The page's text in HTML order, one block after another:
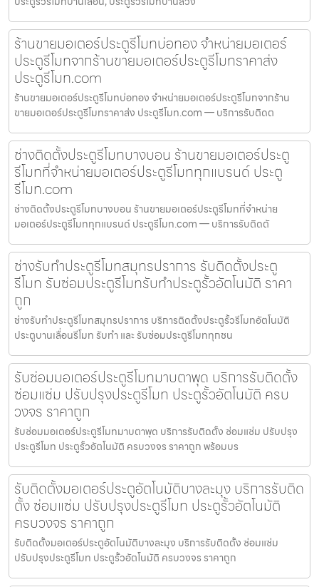
ร้านขายมอเตอร์ประตูรีโมทบ่อทอง จำหน่ายมอเตอร์
ประตูรีโมทจากร้านขายมอเตอร์ประตูรีโมทราคาส่ง
ประตูรีโมท.com
ร้านขายมอเตอร์ประตูรีโมทบ่อทอง จำหน่ายมอเตอร์ประตูรีโมทจากร้าน
ขายมอเตอร์ประตูรีโมทราคาส่ง ประตูรีโมท.com — บริการรับติดต
ช่างติดตั้งประตูรีโมทบางบอน ร้านขายมอเตอร์ประตู
รีโมทที่จำหน่ายมอเตอร์ประตูรีโมททุกแบรนด์ ประตู
รีโมท.com
ช่างติดตั้งประตูรีโมทบางบอน ร้านขายมอเตอร์ประตูรีโมทที่จำหน่าย
มอเตอร์ประตูรีโมททุกแบรนด์ ประตูรีโมท.com — บริการรับติดตั
ช่างรับทำประตูรีโมทสมุทรปราการ รับติดตั้งประตู
รีโมท รับซ่อมประตูรีโมทรับทำประตูรั้วอัตโนมัติ ราคา
ถูก
ช่างรับทำประตูรีโมทสมุทรปราการ บริการติดตั้งประตูรั้วรีโมทอัตโนมัติ
ประตูบานเลื่อนรีโมท รับทำ และ รับซ่อมประตูรีโมททุกชน
รับซ่อมมอเตอร์ประตูรีโมทมาบตาพุด บริการรับติดตั้ง
ซ่อมแซ่ม ปรับปรุงประตูรีโมท ประตูรั้วอัตโนมัติ ครบ
วงจร ราคาถูก
รับซ่อมมอเตอร์ประตูรีโมทมาบตาพุด บริการรับติดตั้ง ซ่อมแซ่ม ปรับปรุง
ประตูรีโมท ประตูรั้วอัตโนมัติ ครบวงจร ราคาถูก พร้อมบร
รับติดตั้งมอเตอร์ประตูอัตโนมัติบางละมุง บริการรับติด
ตั้ง ซ่อมแซ่ม ปรับปรุงประตูรีโมท ประตูรั้วอัตโนมัติ
ครบวงจร ราคาถูก
รับติดตั้งมอเตอร์ประตูอัตโนมัติบางละมุง บริการรับติดตั้ง ซ่อมแซ่ม
ปรับปรุงประตูรีโมท ประตูรั้วอัตโนมัติ ครบวงจร ราคาถูก